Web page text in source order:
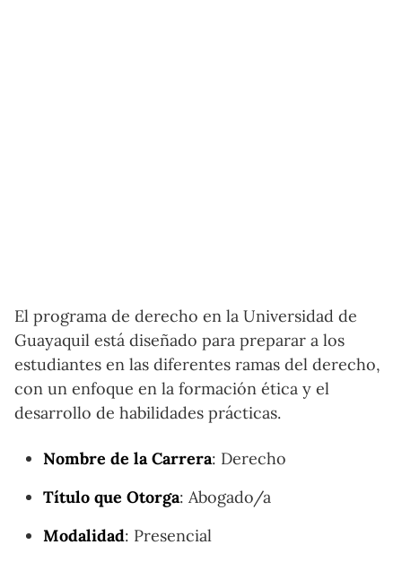
El programa de derecho en la Universidad de
Guayaquil está diseñado para preparar a los
estudiantes en las diferentes ramas del derecho,
con un enfoque en la formación ética y el
desarrollo de habilidades prácticas.
Nombre de la Carrera: Derecho
Título que Otorga: Abogado/a
Modalidad: Presencial